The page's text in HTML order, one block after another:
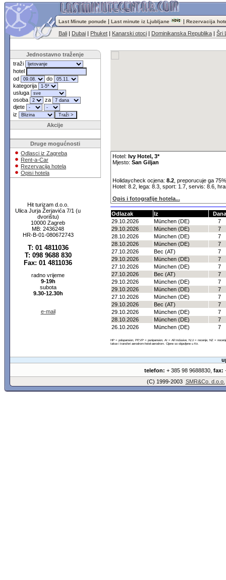
Last Minute ponude | Last minute iz Ljubljane | Rezervacija
Bali | Dubai | Phuket | Kanarski otoci | Dominikanska Republika | Šri
Jednostavno traženje
traži
hotel
od
do
kategorija
usluga
osoba
za
djete
iz
Akcije
Druge mogućnosti
Odlasci iz Zagreba
Rent-a-Car
Rezervacija hotela
Opisi hotela
Hit turizam d.o.o.
Ulica Jurja Žerjavića 7/1 (u
dvorištu)
10000 Zagreb
MB: 2436248
HR-B-01-080672743
T: 01 4811036
T: 098 9688 830
Fax: 01 4811036
radno vrijeme
9-19h
subota
9.30-12.30h
e-mail
Hotel: Ivy Hotel, 3*
Mjesto: San Giljan
Holidaycheck ocjena: 8.2, preporucuje ga
Hotel: 8.2, lega: 8.3, sport: 1.7, servis: 8.6,
Opis i fotografije hotela...
Odlazak Iz
Dana
29.10.2026
München (DE)
7
29.10.2026
München (DE)
7
28.10.2026
München (DE)
7
28.10.2026
München (DE)
7
27.10.2026
Bec (AT)
7
29.10.2026
München (DE)
7
27.10.2026
München (DE)
7
27.10.2026
Bec (AT)
7
29.10.2026
München (DE)
7
29.10.2026
München (DE)
7
27.10.2026
München (DE)
7
29.10.2026
Bec (AT)
7
29.10.2026
München (DE)
7
28.10.2026
München (DE)
7
26.10.2026
München (DE) 7
HP = polupansion, PP,VP = punipansion, AI = All Inclusive, N,U = nocenje, NZ =
takse i transferi aerodrom-hotel-aerodrom. Cijene so objavljene u Kn.
telefon: + 385 98 9688830, fax:
(C) 1999-2003 SMR&Co. d.o.o.